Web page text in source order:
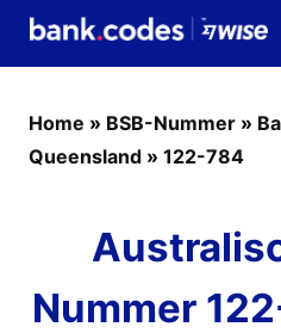
Home » BSB-Nummer »
Queensland » 122-784
Nummer